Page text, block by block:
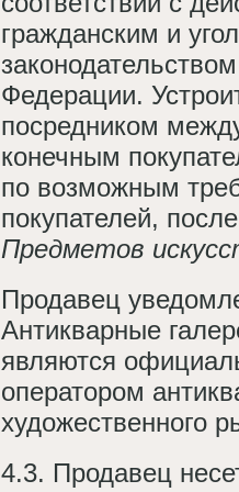
гражданским и
Федерации.
посредником
конечным
по возможным
покупателей,
Предметов
Продавец
Антикварные
являются
оператором
художественного
4.3. Продавец